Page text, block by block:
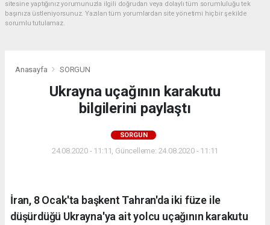
sitesine yaptığınız yorumunuzla ilgili doğrudan veya dolaylı tüm sorumluluğu tek
başınıza üstleniyorsunuz. Yazılan tüm yorumlardan site yönetimi hiçbir şekilde
sorumlu tutulamaz.
Anasayfa SORGUN
Ukrayna uçağının karakutu
bilgilerini paylaştı
SORGUN
24.08.2020 - 11:11, Güncelleme: 24.08.2020 - 11:11
İran, 8 Ocak'ta başkent Tahran'da iki füze ile
düşürdüğü Ukrayna'ya ait yolcu uçağının karakutu